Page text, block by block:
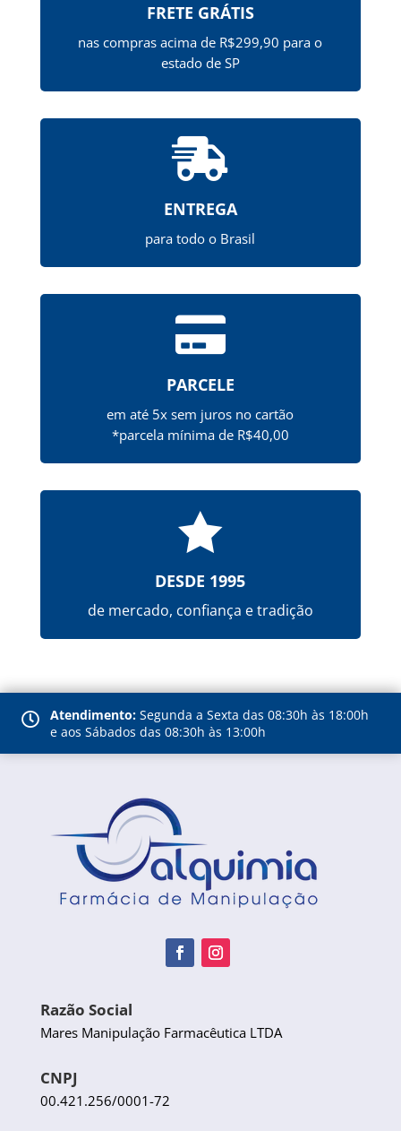
FRETE GRÁTIS
nas compras acima de R$299,90 para o
estado de SP

ENTREGA
para todo o Brasil

PARCELE
em até 5x sem juros no cartão
*parcela mínima de R$40,00

DESDE 1995
de mercado, confiança e tradição
 Atendimento: Segunda a Sexta das 08:30h às 18:00h
e aos Sábados das 08:30h às 13:00h
Razão Social
Mares Manipulação Farmacêutica LTDA
CNPJ
00.421.256/0001-72